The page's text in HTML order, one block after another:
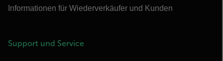
Informationen für Wiederverkäufer und Kunden
Support und Service